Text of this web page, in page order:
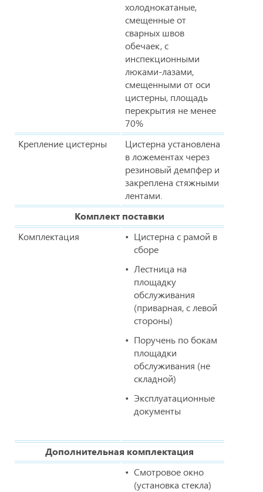
холоднокатаные,
смещенные от
сварных швов
обечаек, с
инспекционными
люками-лазами,
смещенными от оси
цистерны, площадь
перекрытия не менее
70%
Крепление цистерны
Цистерна установлена
в ложементах через
резиновый демпфер и
закреплена стяжными
лентами.
Комплект поставки
Комплектация
Цистерна с рамой в
сборе
Лестница на
площадку
обслуживания
(приварная, с левой
стороны)
Поручень по бокам
площадки
обслуживания (не
складной)
Эксплуатационные
документы
Дополнительная комплектация
Смотровое окно
(установка стекла)